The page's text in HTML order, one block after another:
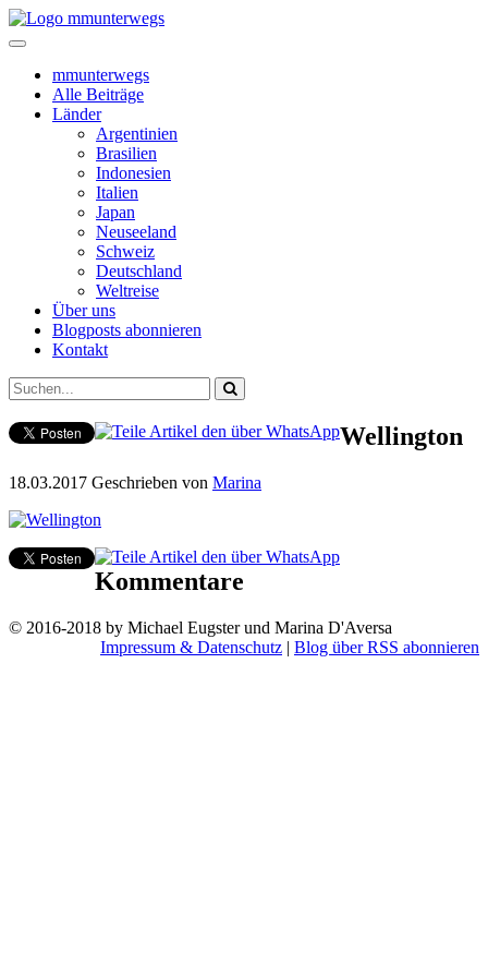
mmunterwegs
Alle Beiträge
Länder
Argentinien
Brasilien
Indonesien
Italien
Japan
Neuseeland
Schweiz
Deutschland
Weltreise
Über uns
Blogposts abonnieren
Kontakt
Wellington
18.03.2017 Geschrieben von Marina
Kommentare
© 2016-2018 by Michael Eugster und Marina D'Aversa
Impressum & Datenschutz | Blog über RSS abonnieren